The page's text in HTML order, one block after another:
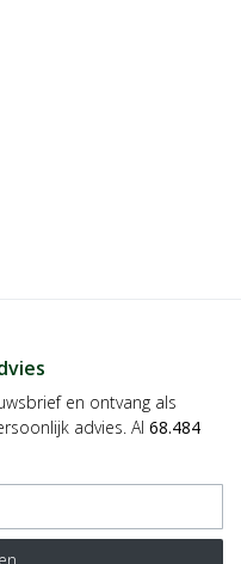
en ontvang als
advies. Al 68.484